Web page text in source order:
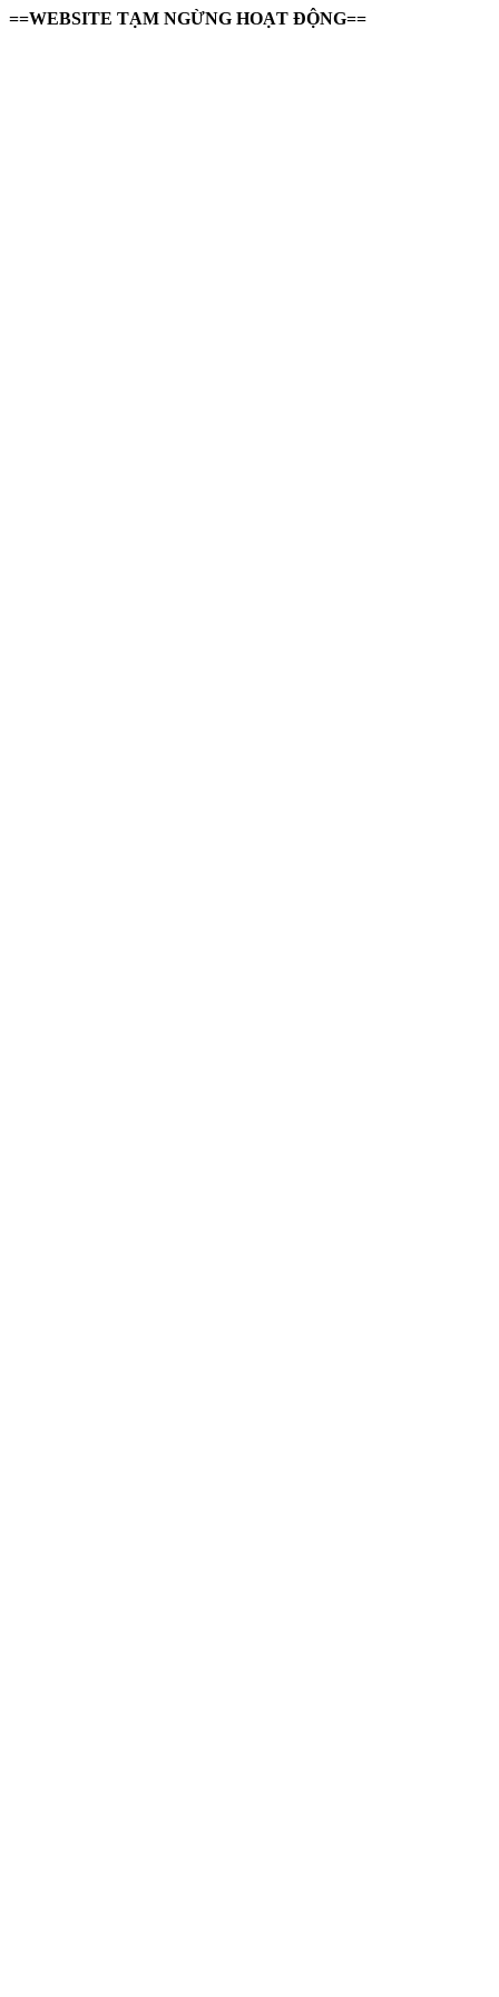
==WEBSITE TẠM NGỪNG HOẠT ĐỘNG==